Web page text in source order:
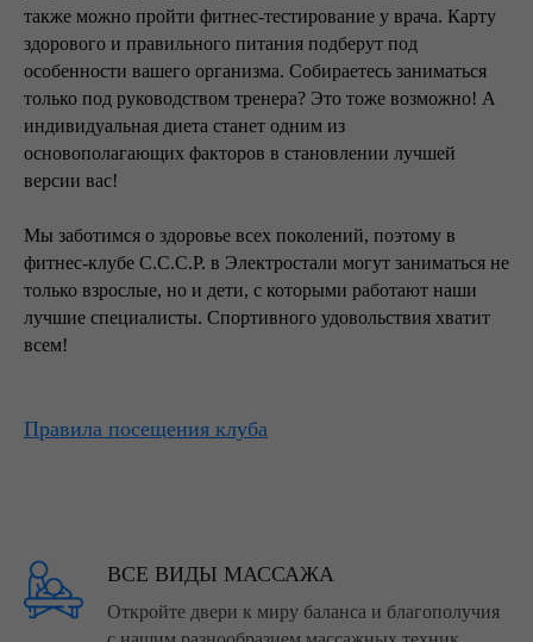
также можно пройти фитнес-тестирование у врача. Карту
здорового и правильного питания подберут под
особенности вашего организма. Собираетесь заниматься
только под руководством тренера? Это тоже возможно! А
индивидуальная диета станет одним из
основополагающих факторов в становлении лучшей
версии вас!
Мы заботимся о здоровье всех поколений, поэтому в
фитнес-клубе С.С.С.Р. в Электростали могут заниматься не
только взрослые, но и дети, с которыми работают наши
лучшие специалисты. Спортивного удовольствия хватит
всем!
Правила посещения клуба
ВСЕ ВИДЫ МАССАЖА
Откройте двери к миру баланса и благополучия